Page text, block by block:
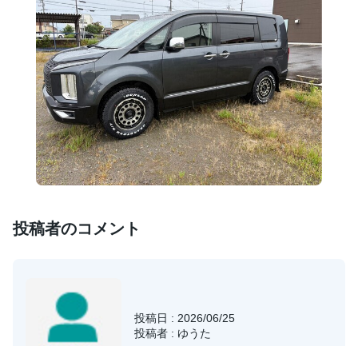
投稿者のコメント
投稿日 : 2026/06/25
投稿者 : ゆうた